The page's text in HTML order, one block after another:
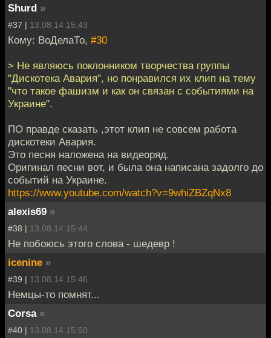
Shurd »
#37 | 13.08.14 15:43
Кому: ВоДелаТо, #30
> Не являюсь поклонником творчества группы
"Дискотека Авария", но понравился их клип на тему
"что такое фашизм и как он связан с событиями на
Украине".
ПО правде сказать ,этот клип не совсем работа
дискотеки Авария.
Это песня наложена на видеоряд.
Оригинал песни вот, и была она написана задолго до
событий на Украине.
https://www.youtube.com/watch?v=9whiZBZqNx8
alexis69 »
#38 | 13.08.14 15:44
Не побоюсь этого слова - шедевр !
icenine »
#39 | 13.08.14 15:46
Немцы-то помнят...
Corsa »
#40 | 13.08.14 15:50